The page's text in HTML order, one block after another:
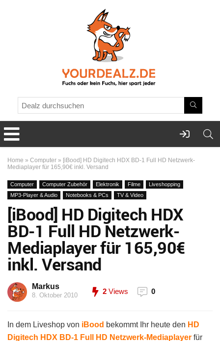
Home » Computer » [iBood] HD Digitech HDX BD-1 Full HD Netzwerk-
Mediaplayer für 165,90€ inkl. Versand
Computer Computer Zubehör Elektronik Filme
Liveshopping
MP3-Player & Audio
Notebooks & PCs TV & Video
[iBood] HD Digitech HDX
BD-1 Full HD Netzwerk-
Mediaplayer für 165,90€
inkl. Versand
Markus
8. Oktober 2010 2 Views 0
In dem Liveshop von iBood bekommt Ihr heute den HD
Digitech HDX BD-1 Full HD Netzwerk-Mediaplayer für